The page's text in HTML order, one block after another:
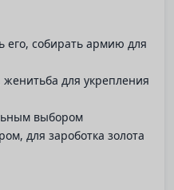
его, собирать армию для
для укрепления
выбором
для зароботка золота